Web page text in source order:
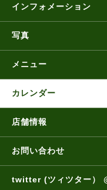
インフォメーション
写真
メニュー
カレンダー
店舗情報
お問い合わせ
twitter (ツィツター）